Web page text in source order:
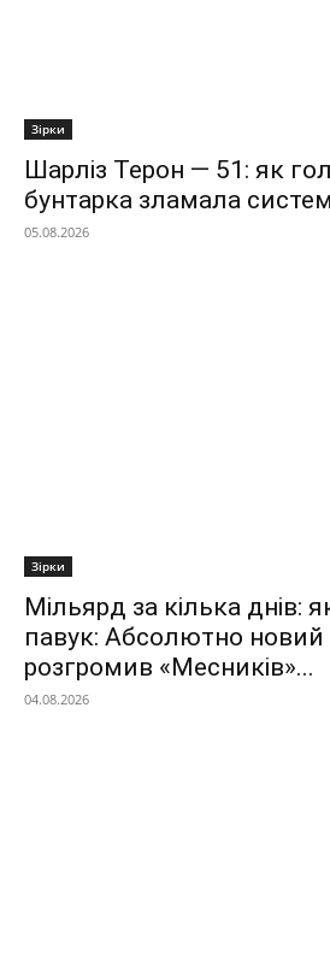
Зірки
Шарліз Терон — 51: як
бунтарка зламала
05.08.2026
Зірки
Мільярд за кілька днів:
павук: Абсолютно новий
розгромив «Месників»...
04.08.2026